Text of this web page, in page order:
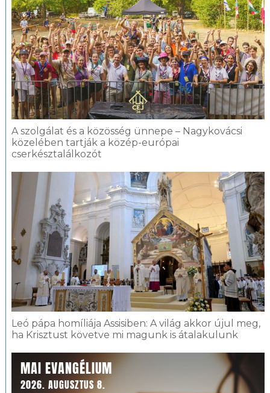
A szolgálat és a közösség ünnepe – Nagykovácsi
közelében tartják a közép-európai
cserkésztalálkozót
Leó pápa homíliája Assisiben: A világ akkor újul meg,
ha Krisztust követve mi magunk is átalakulunk
MAI EVANGÉLIUM
2026. AUGUSZTUS 8.